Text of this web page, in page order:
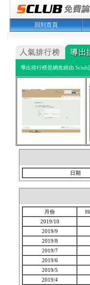
回到首頁
導出排行榜是網友經由
日期
月份
2019/10
2019/9
2019/8
2019/7
2019/6
2019/5
2019/4